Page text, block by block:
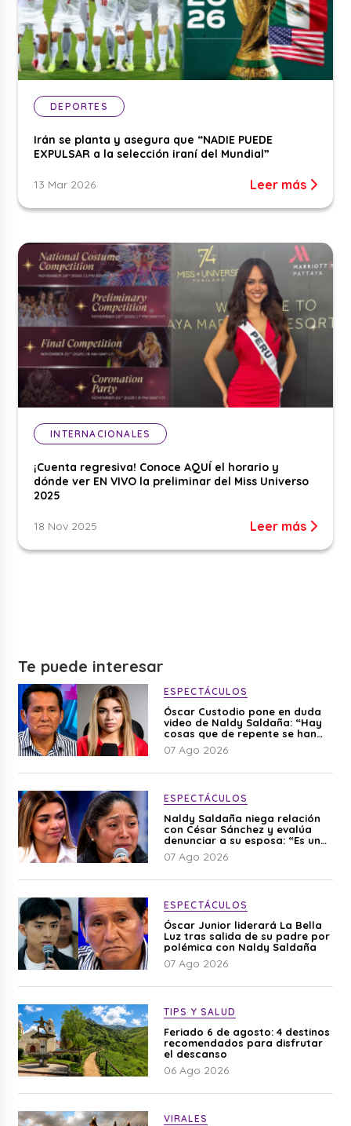
DEPORTES
Irán se planta y asegura que “NADIE PUEDE
EXPULSAR a la selección iraní del Mundial”
13 Mar 2026 Leer más
INTERNACIONALES
¡Cuenta regresiva! Conoce AQUÍ el horario y
dónde ver EN VIVO la preliminar del Miss Universo
2025
18 Nov 2025 Leer más
Te puede interesar
ESPECTÁCULOS
Óscar Custodio pone en duda
video de Naldy Saldaña: “Hay
cosas que de repente se han
editado”
07 Ago 2026
ESPECTÁCULOS
Naldy Saldaña niega relación
con César Sánchez y evalúa
denunciar a su esposa: “Es una
difamación”
07 Ago 2026
ESPECTÁCULOS
Óscar Junior liderará La Bella
Luz tras salida de su padre por
polémica con Naldy Saldaña
07 Ago 2026
TIPS Y SALUD
Feriado 6 de agosto: 4 destinos
recomendados para disfrutar
el descanso
06 Ago 2026
VIRALES